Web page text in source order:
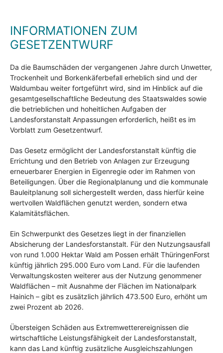
INFORMATIONEN ZUM
GESETZENTWURF
Da die Baumschäden der vergangenen Jahre durch Unwetter,
Trockenheit und Borkenkäferbefall erheblich sind und der
Waldumbau weiter fortgeführt wird, sind im Hinblick auf die
gesamtgesellschaftliche Bedeutung des Staatswaldes sowie
die betrieblichen und hoheitlichen Aufgaben der
Landesforstanstalt Anpassungen erforderlich, heißt es im
Vorblatt zum Gesetzentwurf.
Das Gesetz ermöglicht der Landesforstanstalt künftig die
Errichtung und den Betrieb von Anlagen zur Erzeugung
erneuerbarer Energien in Eigenregie oder im Rahmen von
Beteiligungen. Über die Regionalplanung und die kommunale
Bauleitplanung soll sichergestellt werden, dass hierfür keine
wertvollen Waldflächen genutzt werden, sondern etwa
Kalamitätsflächen.
Ein Schwerpunkt des Gesetzes liegt in der finanziellen
Absicherung der Landesforstanstalt. Für den Nutzungsausfall
von rund 1.000 Hektar Wald am Possen erhält ThüringenForst
künftig jährlich 295.000 Euro vom Land. Für die laufenden
Verwaltungskosten weiterer aus der Nutzung genommener
Waldflächen – mit Ausnahme der Flächen im Nationalpark
Hainich – gibt es zusätzlich jährlich 473.500 Euro, erhöht um
zwei Prozent ab 2026.
Übersteigen Schäden aus Extremwetterereignissen die
wirtschaftliche Leistungsfähigkeit der Landesforstanstalt,
kann das Land künftig zusätzliche Ausgleichszahlungen